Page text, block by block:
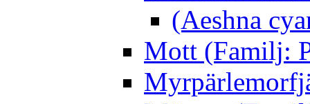
(Aeshna
Mott (Familj: